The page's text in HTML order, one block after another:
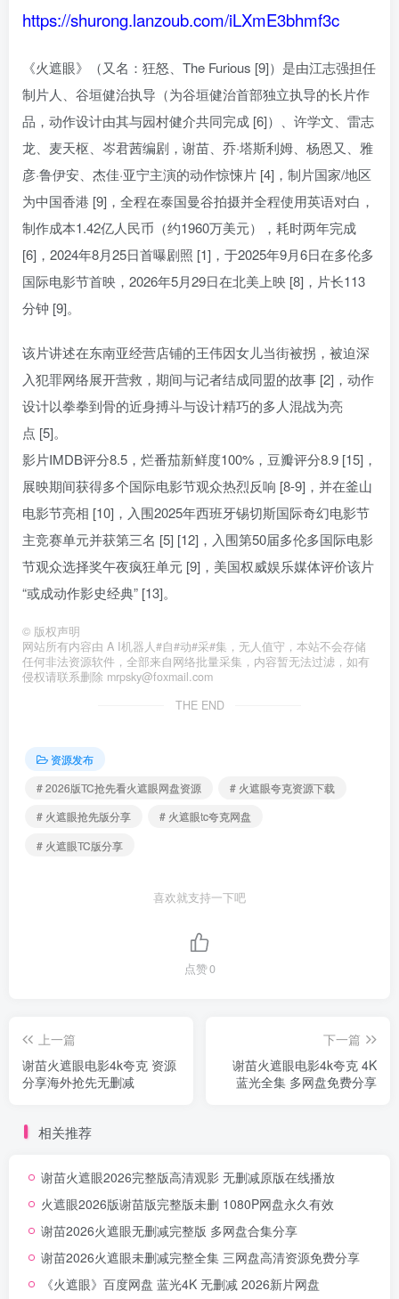
https://shurong.lanzoub.com/iLXmE3bhmf3c
《火遮眼》（又名：狂怒、The Furious [9]）是由江志强担任
制片人、谷垣健治执导（为谷垣健治首部独立执导的长片作
品，动作设计由其与园村健介共同完成 [6]）、许学文、雷志
龙、麦天枢、岑君茜编剧，谢苗、乔·塔斯利姆、杨恩又、雅
彦·鲁伊安、杰佳·亚宁主演的动作惊悚片 [4]，制片国家/地区
为中国香港 [9]，全程在泰国曼谷拍摄并全程使用英语对白，
制作成本1.42亿人民币（约1960万美元），耗时两年完成
[6]，2024年8月25日首曝剧照 [1]，于2025年9月6日在多伦多
国际电影节首映，2026年5月29日在北美上映 [8]，片长113
分钟 [9]。
该片讲述在东南亚经营店铺的王伟因女儿当街被拐，被迫深
入犯罪网络展开营救，期间与记者结成同盟的故事 [2]，动作
设计以拳拳到骨的近身搏斗与设计精巧的多人混战为亮
点 [5]。
影片IMDB评分8.5，烂番茄新鲜度100%，豆瓣评分8.9 [15]，
展映期间获得多个国际电影节观众热烈反响 [8-9]，并在釜山
电影节亮相 [10]，入围2025年西班牙锡切斯国际奇幻电影节
主竞赛单元并获第三名 [5] [12]，入围第50届多伦多国际电影
节观众选择奖午夜疯狂单元 [9]，美国权威娱乐媒体评价该片
“或成动作影史经典” [13]。
© 版权声明
网站所有内容由 A I机器人#自#动#采#集，无人值守，本站不会存储
任何非法资源软件，全部来自网络批量采集，内容暂无法过滤，如有
侵权请联系删除 mrpsky@foxmail.com
THE END
资源发布
# 2026版TC抢先看火遮眼网盘资源
# 火遮眼夸克资源下载
# 火遮眼抢先版分享
# 火遮眼tc夸克网盘
# 火遮眼TC版分享
喜欢就支持一下吧
点赞0
上一篇
谢苗火遮眼电影4k夸克 资源
分享海外抢先无删减
下一篇
谢苗火遮眼电影4k夸克 4K
蓝光全集 多网盘免费分享
相关推荐
谢苗火遮眼2026完整版高清观影 无删减原版在线播放
火遮眼2026版谢苗版完整版未删 1080P网盘永久有效
谢苗2026火遮眼无删减完整版 多网盘合集分享
谢苗2026火遮眼未删减完整全集 三网盘高清资源免费分享
《火遮眼》百度网盘 蓝光4K 无删减 2026新片网盘